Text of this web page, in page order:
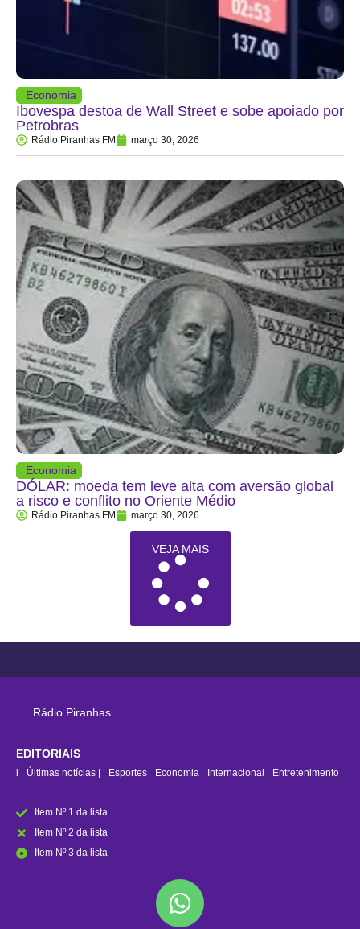
Economia
Ibovespa destoa de Wall Street e sobe apoiado por
Petrobras
Rádio Piranhas FM março 30, 2026
Economia
DÓLAR: moeda tem leve alta com aversão global
a risco e conflito no Oriente Médio
Rádio Piranhas FM março 30, 2026
VEJA MAIS
Rádio Piranhas
EDITORIAIS
Últimas notícias | Esportes Economia Internacional Entretenimento
Item Nº 1 da lista
Item Nº 2 da lista
Item Nº 3 da lista